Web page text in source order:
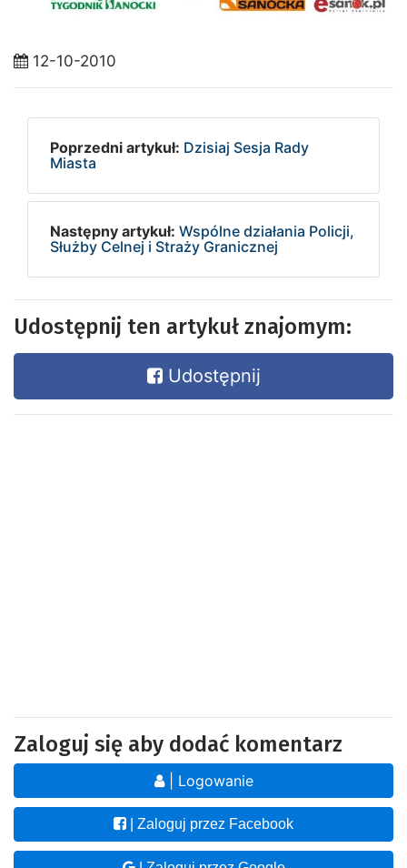
12-10-2010
Poprzedni artykuł: Dzisiaj Sesja Rady
Miasta
Następny artykuł: Wspólne działania Policji,
Służby Celnej i Straży Granicznej
Udostępnij ten artykuł znajomym:
Udostępnij
Zaloguj się aby dodać komentarz
| Logowanie
| Zaloguj przez Facebook